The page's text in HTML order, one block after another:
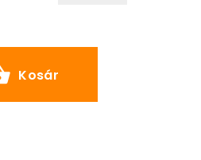
Kosár